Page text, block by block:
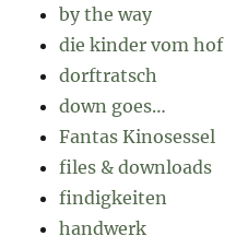
by the way
die kinder vom hof
dorftratsch
down goes…
Fantas Kinosessel
files & downloads
findigkeiten
handwerk